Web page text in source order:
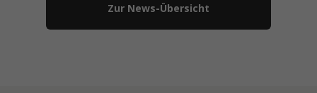
Zur News-Übersicht